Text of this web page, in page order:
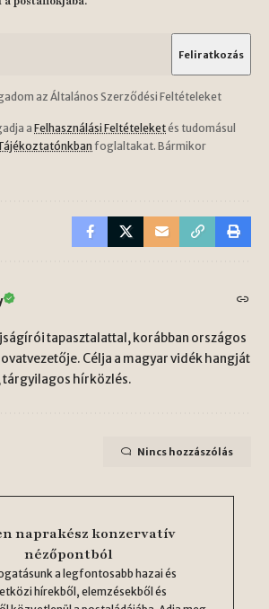
az Általános Szerződési Feltételeket
a Felhasználási Feltételeketés tudomásul
foglaltakat. Bármikor
tapasztalattal, korábban országos
Célja a magyar vidék hangját
hírközlés.
Nincs hozzászólás
naprakész konzervatív
nézőpontból
a legfontosabb hazai és
hírekből, elemzésekből és